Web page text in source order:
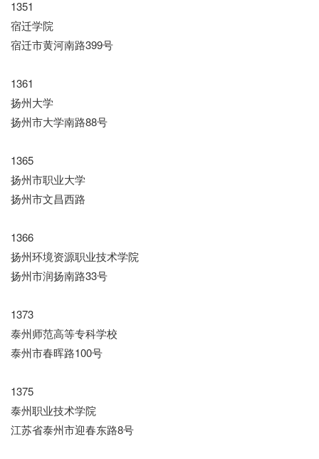
1351
宿迁学院
宿迁市黄河南路399号
1361
扬州大学
扬州市大学南路88号
1365
扬州市职业大学
扬州市文昌西路
1366
扬州环境资源职业技术学院
扬州市润扬南路33号
1373
泰州师范高等专科学校
泰州市春晖路100号
1375
泰州职业技术学院
江苏省泰州市迎春东路8号